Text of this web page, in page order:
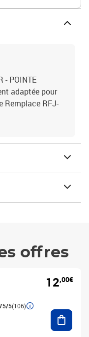
- POINTE
adaptée pour
Remplace RFJ-
offres
5(106)
12,00€